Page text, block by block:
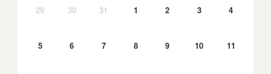
29 30 31 1 2 3 4
5 6 7 8 9 10 11